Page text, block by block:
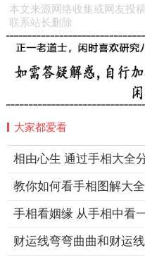
本文来源网络收集或网友投
联系站长删除
大家都爱看
相由心生 通过手相大全
教你如何看手相图解大
手相看姻缘 从手相中看
财运线弯弯曲曲和财运